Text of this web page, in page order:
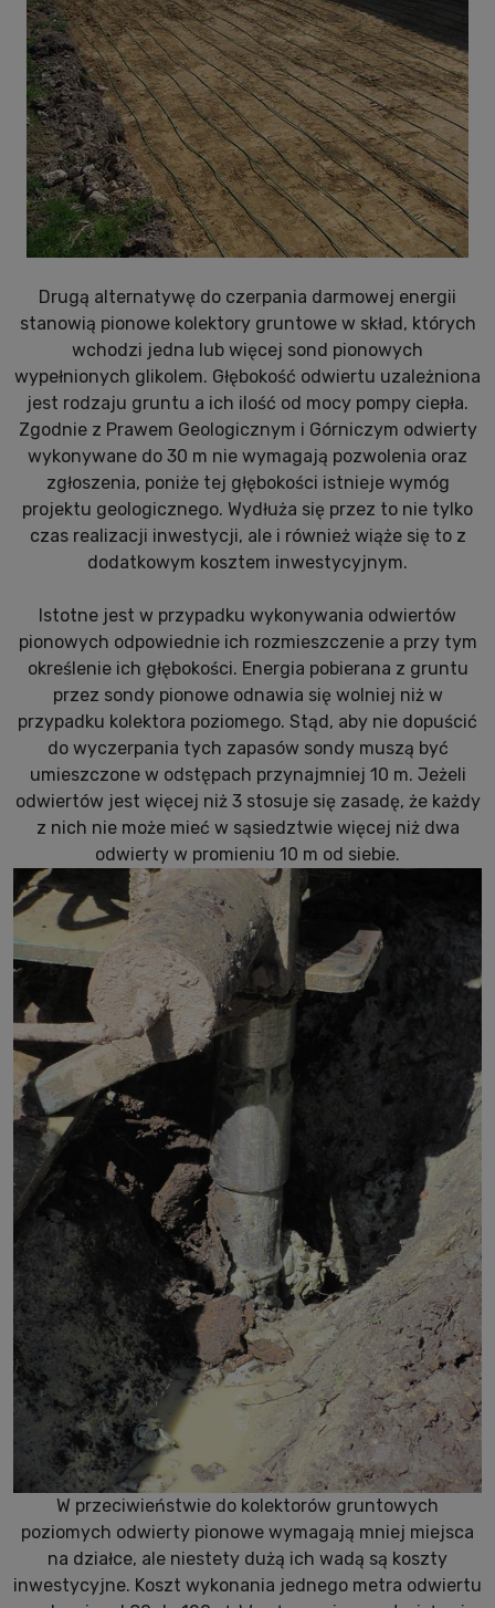
Drugą alternatywę do czerpania darmowej energii
stanowią pionowe kolektory gruntowe w skład, których
wchodzi jedna lub więcej sond pionowych
wypełnionych glikolem. Głębokość odwiertu uzależniona
jest rodzaju gruntu a ich ilość od mocy pompy ciepła.
Zgodnie z Prawem Geologicznym i Górniczym odwierty
wykonywane do 30 m nie wymagają pozwolenia oraz
zgłoszenia, poniże tej głębokości istnieje wymóg
projektu geologicznego. Wydłuża się przez to nie tylko
czas realizacji inwestycji, ale i również wiąże się to z
dodatkowym kosztem inwestycyjnym.
Istotne jest w przypadku wykonywania odwiertów
pionowych odpowiednie ich rozmieszczenie a przy tym
określenie ich głębokości. Energia pobierana z gruntu
przez sondy pionowe odnawia się wolniej niż w
przypadku kolektora poziomego. Stąd, aby nie dopuścić
do wyczerpania tych zapasów sondy muszą być
umieszczone w odstępach przynajmniej 10 m. Jeżeli
odwiertów jest więcej niż 3 stosuje się zasadę, że każdy
z nich nie może mieć w sąsiedztwie więcej niż dwa
odwierty w promieniu 10 m od siebie.
W przeciwieństwie do kolektorów gruntowych
poziomych odwierty pionowe wymagają mniej miejsca
na działce, ale niestety dużą ich wadą są koszty
inwestycyjne. Koszt wykonania jednego metra odwiertu